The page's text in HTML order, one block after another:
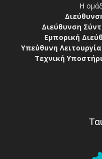
Η
Διεύθυνση
Εμπορική
Υπεύθυνη
Τεχνική